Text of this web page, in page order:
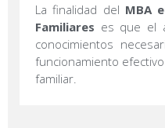
La finalidad del MBA
Familiares es que el
conocimientos
funcionamiento
familiar.